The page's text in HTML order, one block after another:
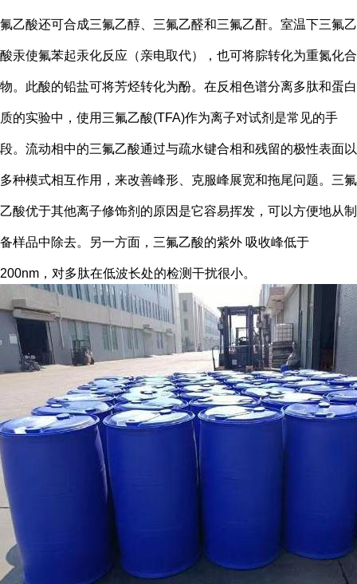
氟乙酸还可合成三氟乙醇、三氟乙醛和三氟乙酐。室温下三氟乙
酸汞使氟苯起汞化反应（亲电取代），也可将腙转化为重氮化合
物。此酸的铅盐可将芳烃转化为酚。在反相色谱分离多肽和蛋白
质的实验中，使用三氟乙酸(TFA)作为离子对试剂是常见的手
段。流动相中的三氟乙酸通过与疏水键合相和残留的极性表面以
多种模式相互作用，来改善峰形、克服峰展宽和拖尾问题。三氟
乙酸优于其他离子修饰剂的原因是它容易挥发，可以方便地从制
备样品中除去。另一方面，三氟乙酸的紫外 吸收峰低于
200nm，对多肽在低波长处的检测干扰很小。